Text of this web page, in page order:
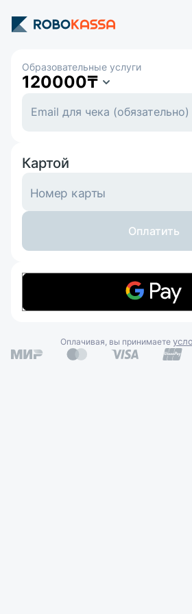
Образовательные услуги
120000₸
Картой
Номер карты
Оплатить
Оплачивая, вы принимаете